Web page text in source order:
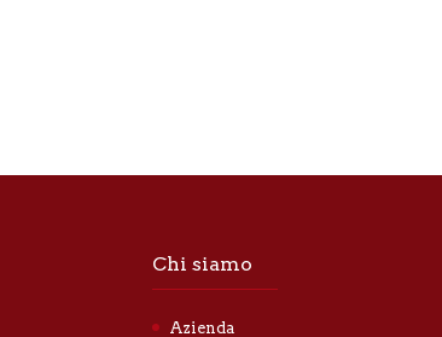
Chi siamo
Azienda